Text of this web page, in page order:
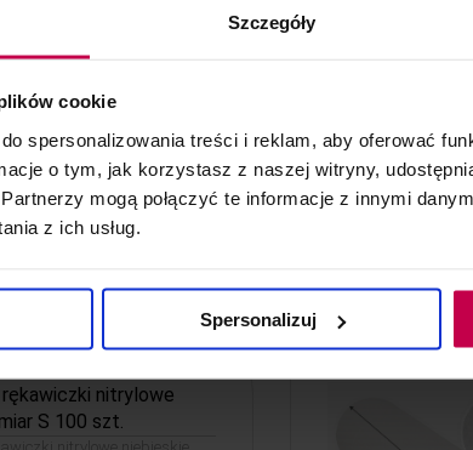
Szczegóły
cookie
spersonalizowania treści i reklam, aby oferować
o tym, jak korzystasz z naszej witryny,
mogą połączyć te informacje z innymi
z ich usług.
Spersonalizuj
pedicure 50 szt.
50 szt. HDPE
nitrylowe
S 100 szt.